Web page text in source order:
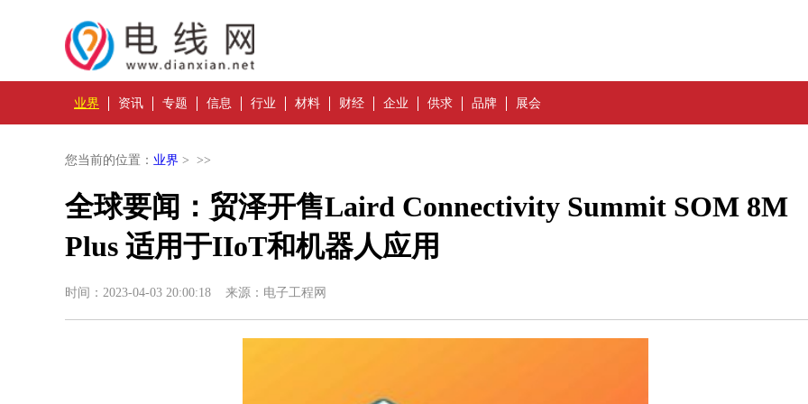
业界 资讯 专题 信息 行业 材料 财经 企业 供求 品牌 展会
您当前的位置： 业界 > >>
全球要闻：贸泽开售Laird Connectivity Summit SOM 8M
Plus 适用于IIoT和机器人应用
时间：2023-04-03 20:00:18 来源：电子工程网